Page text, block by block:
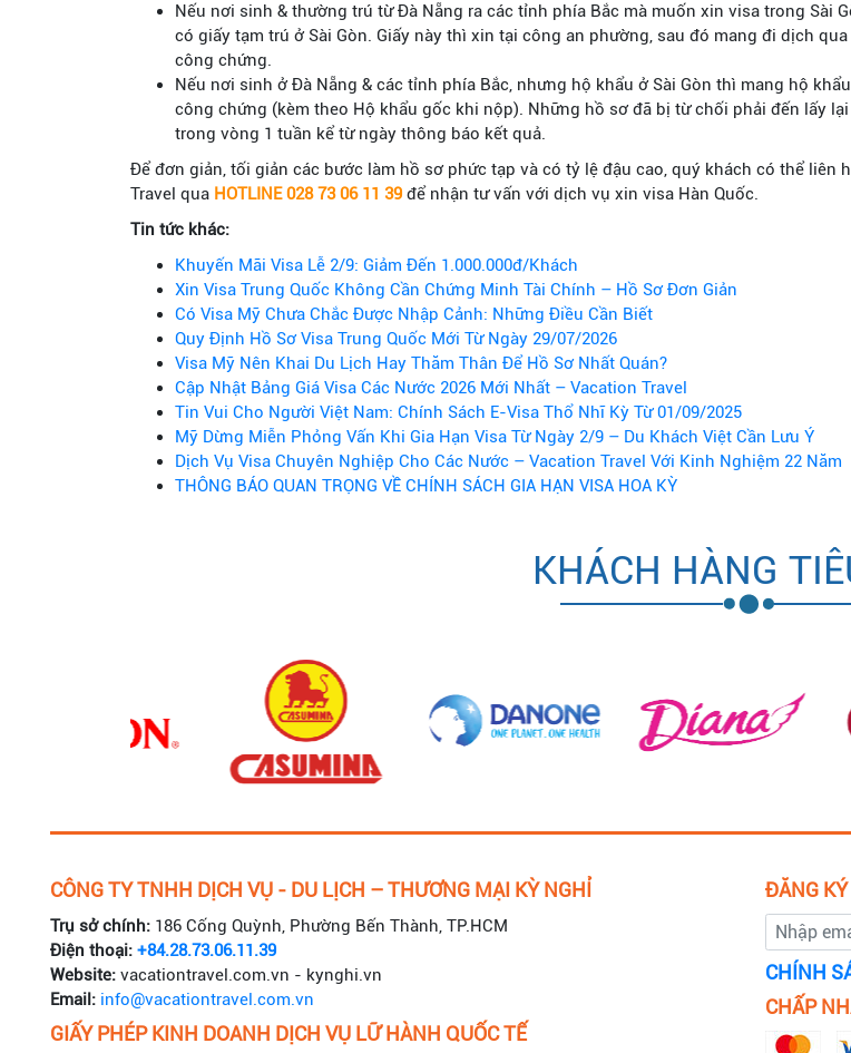
Nếu nơi sinh & thường trú từ Đà Nẵng ra các tỉnh phía Bắc mà muốn xin visa trong Sài
có giấy tạm trú ở Sài Gòn. Giấy này thì xin tại công an phường, sau đó mang đi dịch
công chứng.
Nếu nơi sinh ở Đà Nẵng & các tỉnh phía Bắc, nhưng hộ khẩu ở Sài Gòn thì mang hộ
công chứng (kèm theo Hộ khẩu gốc khi nộp). Những hồ sơ đã bị từ chối phải đến lấy
trong vòng 1 tuần kể từ ngày thông báo kết quả.
Để đơn giản, tối giản các bước làm hồ sơ phức tạp và có tỷ lệ đậu cao, quý khách có thể liên
Travel qua HOTLINE 028 73 06 11 39 để nhận tư vấn với dịch vụ xin visa Hàn Quốc.
Tin tức khác:
Khuyến Mãi Visa Lễ 2/9: Giảm Đến 1.000.000đ/Khách
Xin Visa Trung Quốc Không Cần Chứng Minh Tài Chính – Hồ Sơ Đơn Giản
Có Visa Mỹ Chưa Chắc Được Nhập Cảnh: Những Điều Cần Biết
Quy Định Hồ Sơ Visa Trung Quốc Mới Từ Ngày 29/07/2026
Visa Mỹ Nên Khai Du Lịch Hay Thăm Thân Để Hồ Sơ Nhất Quán?
Cập Nhật Bảng Giá Visa Các Nước 2026 Mới Nhất – Vacation Travel
Tin Vui Cho Người Việt Nam: Chính Sách E-Visa Thổ Nhĩ Kỳ Từ 01/09/2025
Mỹ Dừng Miễn Phỏng Vấn Khi Gia Hạn Visa Từ Ngày 2/9 – Du Khách Việt Cần Lưu Ý
Dịch Vụ Visa Chuyên Nghiệp Cho Các Nước – Vacation Travel Với Kinh Nghiệm 22 Năm
THÔNG BÁO QUAN TRỌNG VỀ CHÍNH SÁCH GIA HẠN VISA HOA KỲ
KHÁCH HÀNG
CÔNG TY TNHH DỊCH VỤ - DU LỊCH – THƯƠNG MẠI KỲ NGHỈ
Trụ sở chính: 186 Cống Quỳnh, Phường Bến Thành, TP.HCM
Điện thoại: +84.28.73.06.11.39
Website: vacationtravel.com.vn - kynghi.vn
Email: info@vacationtravel.com.vn
GIẤY PHÉP KINH DOANH DỊCH VỤ LỮ HÀNH QUỐC TẾ
ĐĂNG
CHÍNH
CHẤP